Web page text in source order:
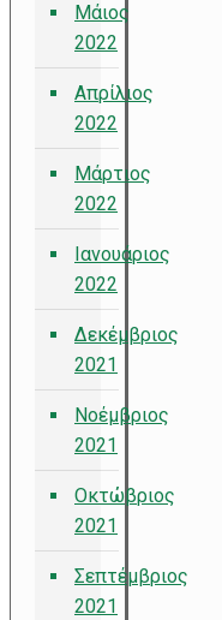
Μάιος
2022
Απρίλιος
2022
Μάρτιος
2022
Ιανουάριος
2022
Δεκέμβριος
2021
Νοέμβριος
2021
Οκτώβριος
2021
Σεπτέμβριος
2021